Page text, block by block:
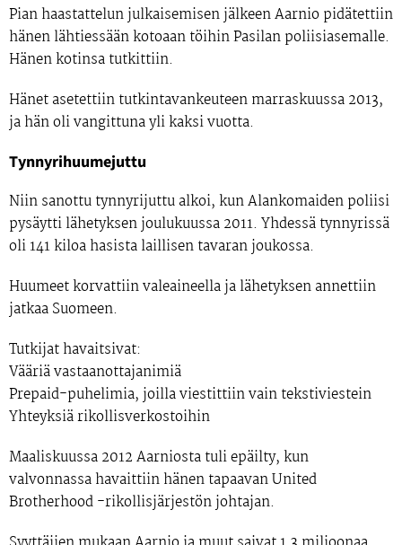
Pian haastattelun julkaisemisen jälkeen Aarnio pidätettiin
hänen lähtiessään kotoaan töihin Pasilan poliisiasemalle.
Hänen kotinsa tutkittiin.
Hänet asetettiin tutkintavankeuteen marraskuussa 2013,
ja hän oli vangittuna yli kaksi vuotta.
Tynnyrihuumejuttu
Niin sanottu tynnyrijuttu alkoi, kun Alankomaiden poliisi
pysäytti lähetyksen joulukuussa 2011. Yhdessä tynnyrissä
oli 141 kiloa hasista laillisen tavaran joukossa.
Huumeet korvattiin valeaineella ja lähetyksen annettiin
jatkaa Suomeen.
Tutkijat havaitsivat:
Vääriä vastaanottajanimiä
Prepaid-puhelimia, joilla viestittiin vain tekstiviestein
Yhteyksiä rikollisverkostoihin
Maaliskuussa 2012 Aarniosta tuli epäilty, kun
valvonnassa havaittiin hänen tapaavan United
Brotherhood -rikollisjärjestön johtajan.